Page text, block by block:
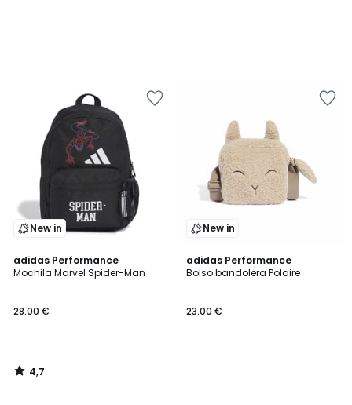
New in
adidas Performance
Mochila Marvel Spider-Man
28.00 €
4,7
/ 5
4,7
/
New in
adidas Performance
Bolso bandolera Polaire
23.00 €